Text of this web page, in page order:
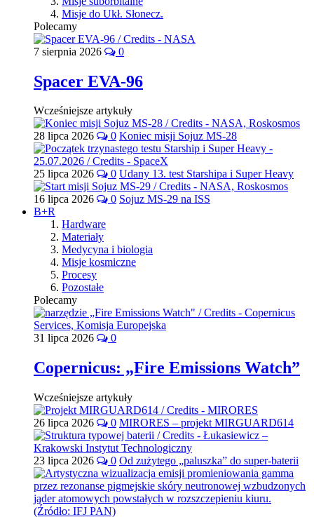
Misje do Ukł. Słonecz.
Polecamy
7 sierpnia 2026 0
Spacer EVA-96
Wcześniejsze artykuły
28 lipca 2026 0 Koniec misji Sojuz MS-28
25 lipca 2026 0 Udany 13. test Starshipa i Super Heavy
16 lipca 2026 0 Sojuz MS-29 na ISS
B+R
Hardware
Materiały
Medycyna i biologia
Misje kosmiczne
Procesy
Pozostałe
Polecamy
31 lipca 2026 0
Copernicus: „Fire Emissions Watch”
Wcześniejsze artykuły
26 lipca 2026 0 MIRORES – projekt MIRGUARD614
23 lipca 2026 0 Od zużytego „paluszka” do super-baterii